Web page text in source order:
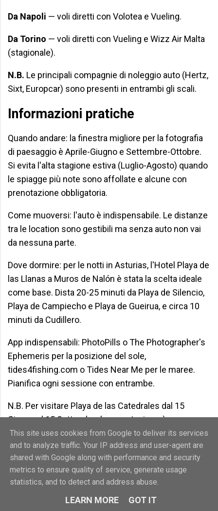
Da Napoli — voli diretti con Volotea e Vueling.
Da Torino — voli diretti con Vueling e Wizz Air Malta
(stagionale).
N.B. Le principali compagnie di noleggio auto (Hertz,
Sixt, Europcar) sono presenti in entrambi gli scali.
Informazioni pratiche
Quando andare: la finestra migliore per la fotografia
di paesaggio è Aprile-Giugno e Settembre-Ottobre.
Si evita l'alta stagione estiva (Luglio-Agosto) quando
le spiagge più note sono affollate e alcune con
prenotazione obbligatoria.
Come muoversi: l'auto è indispensabile. Le distanze
tra le location sono gestibili ma senza auto non vai
da nessuna parte.
Dove dormire: per le notti in Asturias, l'Hotel Playa de
las Llanas a Muros de Nalón è stata la scelta ideale
come base. Dista 20-25 minuti da Playa de Silencio,
Playa de Campiecho e Playa de Gueirua, e circa 10
minuti da Cudillero.
App indispensabili: PhotoPills o The Photographer's
Ephemeris per la posizione del sole,
tides4fishing.com o Tides Near Me per le maree.
Pianifica ogni sessione con entrambe.
N.B. Per visitare Playa de las Catedrales dal 15
Giugno al 15 Settembre la prenotazione è
obbligatoria.
Se stai pensando di fotografare la Spagna del Nord e
vuoi farlo con qualcuno che conosce bene le
location, le maree e gli spot più iconici, il prossimo
workshop fotografico è già in cantiere.
This site uses cookies from Google to deliver its services
and to analyze traffic. Your IP address and user-agent are
shared with Google along with performance and security
metrics to ensure quality of service, generate usage
statistics, and to detect and address abuse.
LEARN MORE GOT IT